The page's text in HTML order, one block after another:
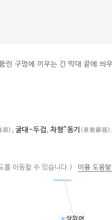
린 구멍에 끼우는 긴 막대 끝에 씌
頭) , 굴대-두겁, 차형^동기 (車衡銅器)
를 이동할 수 있습니다.) 이용 도움